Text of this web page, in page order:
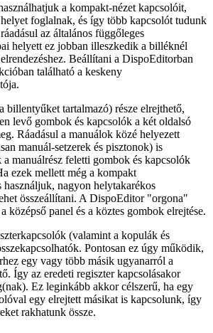
a kompakt-nézet kapcsolóit,
foglalnak, és így több kapcsolót tudunk
az általános függőleges
helyett ez jobban illeszkedik a billéknél
Beállítani a DispoEditorban
található a keskeny
billentyűket tartalmazó) része elrejthető,
levő gombok és kapcsolók a két oldalsó
Ráadásul a manuálok közé helyezett
manuál-setzerek és pisztonok) is
manuálrész feletti gombok és kapcsolók
ezek mellett még a kompakt
használjuk, nagyon helytakarékos
összeállítani. A DispoEditor "orgona"
középső panel és a köztes gombok elrejtése.
(valamint a kopulák és
Pontosan ez úgy működik,
egy vagy több másik ugyanarról a
Így az eredeti regiszter kapcsolásakor
Ez leginkább akkor célszerű, ha egy
egy elrejtett másikat is kapcsolunk, így
rakhatunk össze.